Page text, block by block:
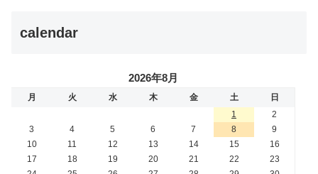
calendar
2026年8月
月 火 水 木 金 土
日
1
2
3
4 5 6 7 8
9
10
11 12 13 14 15
16
17
18 19 20 21 22
23